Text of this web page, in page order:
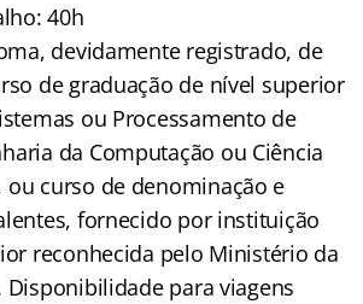
40h
devidamente registrado, de
de graduação de nível superior
ou Processamento de
da Computação ou Ciência
ou curso de denominação e
fornecido por instituição
reconhecida pelo Ministério da
Disponibilidade para viagens